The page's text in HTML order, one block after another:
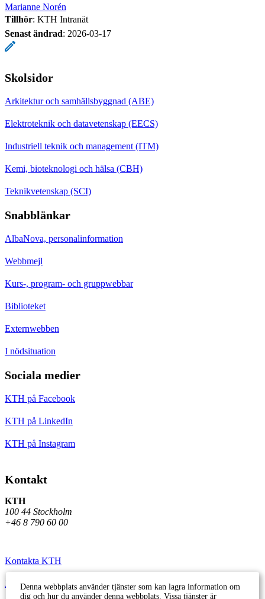
Marianne Norén
Tillhör: KTH Intranät
Senast ändrad: 2026-03-17
Skolsidor
Arkitektur och samhällsbyggnad (ABE)
Elektroteknik och datavetenskap (EECS)
Industriell teknik och management (ITM)
Kemi, bioteknologi och hälsa (CBH)
Teknikvetenskap (SCI)
Snabblänkar
AlbaNova, personalinformation
Webbmejl
Kurs-, program- och gruppwebbar
Biblioteket
Externwebben
I nödsituation
Sociala medier
KTH på Facebook
KTH på LinkedIn
KTH på Instagram
Kontakt
KTH
100 44 Stockholm
+46 8 790 60 00
Kontakta KTH
Jobba på KTH
Denna webbplats använder tjänster som kan lagra information om
dig och hur du använder denna webbplats. Vissa tjänster är